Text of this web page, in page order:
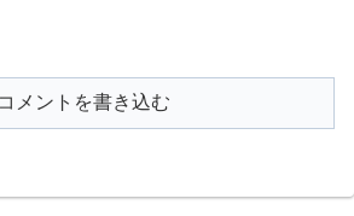
コメントを書き込む